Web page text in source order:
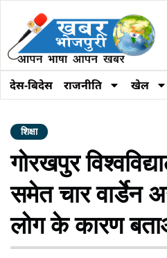
देस-बिदेस राजनीति खेल
शिक्षा
गोरखपुर
समेत चार वार्डेन
लोग के कारण